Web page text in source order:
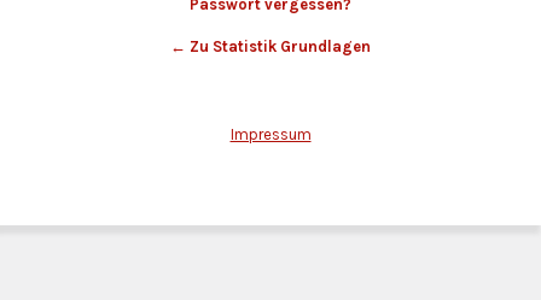
Passwort vergessen?
← Zu Statistik Grundlagen
Impressum